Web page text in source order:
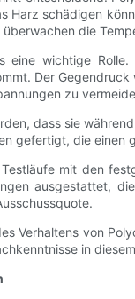
Harz schädigen
die
eine wichtige
Der
zu
dass sie
gefertigt, die
mit den
ausgestattet,
Verhaltens von
in